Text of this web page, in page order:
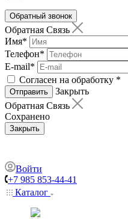
Обратный звонок
Обратная Связь
Имя*
Телефон*
E-mail*
Согласен на обработку *
Отправить
Закрыть
Обратная Связь
Сохранено
Закрыть
Войти
+7 985 853-44-41
Каталог